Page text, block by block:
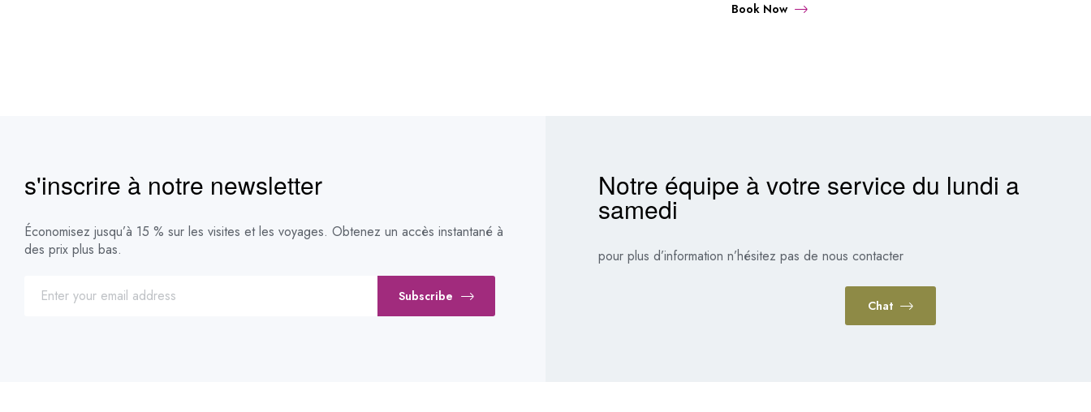
Book Now
s'inscrire à notre newsletter
Économisez jusqu’à 15 % sur les visites et les voyages. Obtenez un accès instantané à
des prix plus bas.
Subscribe
Notre équipe à votre service du lundi a
samedi
pour plus d’information n’hésitez pas de nous contacter
Chat